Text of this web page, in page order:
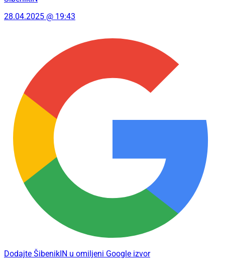
28.04.2025 @ 19:43
Dodajte ŠibenikIN u omiljeni Google izvor